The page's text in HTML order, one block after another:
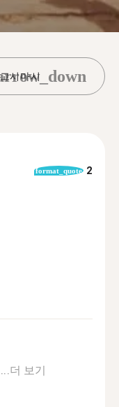
시마시
format_quote 2
더 보기